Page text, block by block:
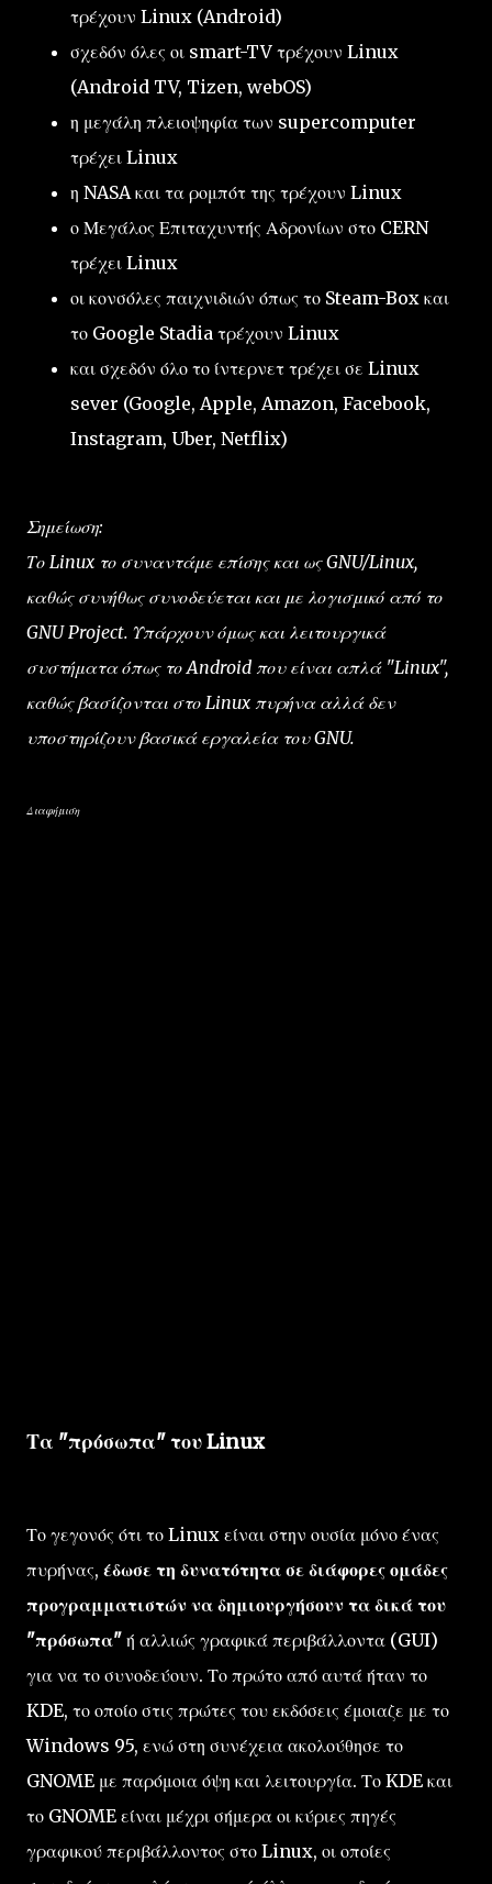
τρέχουν Linux (Android)
σχεδόν όλες οι smart-TV τρέχουν Linux
(Android TV, Tizen, webOS)
η μεγάλη πλειοψηφία των supercomputer
τρέχει Linux
η NASA και τα ρομπότ της τρέχουν Linux
ο Μεγάλος Επιταχυντής Αδρονίων στο CERN
τρέχει Linux
οι κονσόλες παιχνιδιών όπως το Steam-Box και
το Google Stadia τρέχουν Linux
και σχεδόν όλο το ίντερνετ τρέχει σε Linux
sever (Google, Apple, Amazon, Facebook,
Instagram, Uber, Netflix)
Σημείωση:
Το Linux το συναντάμε επίσης και ως GNU/Linux,
καθώς συνήθως συνοδεύεται και με λογισμικό από το
GNU Project. Υπάρχουν όμως και λειτουργικά
συστήματα όπως το Android που είναι απλά "Linux",
καθώς βασίζονται στο Linux πυρήνα αλλά δεν
υποστηρίζουν βασικά εργαλεία του GNU.
Διαφήμιση
Τα "πρόσωπα" του Linux
Το γεγονός ότι το Linux είναι στην ουσία μόνο ένας
πυρήνας, έδωσε τη δυνατότητα σε διάφορες ομάδες
προγραμματιστών να δημιουργήσουν τα δικά του
"πρόσωπα" ή αλλιώς γραφικά περιβάλλοντα (GUI)
για να το συνοδεύουν. Το πρώτο από αυτά ήταν το
KDE, το οποίο στις πρώτες του εκδόσεις έμοιαζε με το
Windows 95, ενώ στη συνέχεια ακολούθησε το
GNOME με παρόμοια όψη και λειτουργία. Το KDE και
το GNOME είναι μέχρι σήμερα οι κύριες πηγές
γραφικού περιβάλλοντος στο Linux, οι οποίες